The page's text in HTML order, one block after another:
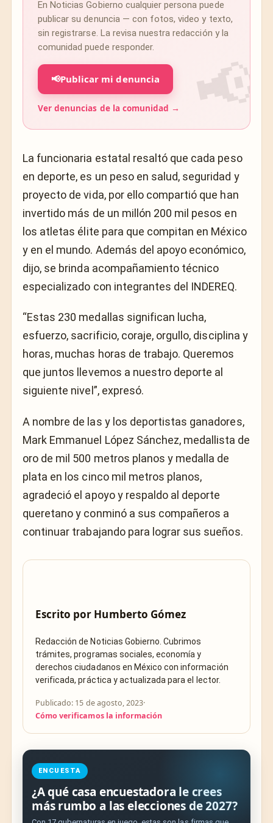
En Noticias Gobierno cualquier persona puede
publicar su denuncia — con fotos, video y texto,
sin registrarse. La revisa nuestra redacción y la
comunidad puede responder.
📢Publicar mi denuncia
Ver denuncias de la comunidad →
La funcionaria estatal resaltó que cada peso
en deporte, es un peso en salud, seguridad y
proyecto de vida, por ello compartió que han
invertido más de un millón 200 mil pesos en
los atletas élite para que compitan en México
y en el mundo. Además del apoyo económico,
dijo, se brinda acompañamiento técnico
especializado con integrantes del INDEREQ.
“Estas 230 medallas significan lucha,
esfuerzo, sacrificio, coraje, orgullo, disciplina y
horas, muchas horas de trabajo. Queremos
que juntos llevemos a nuestro deporte al
siguiente nivel”, expresó.
A nombre de las y los deportistas ganadores,
Mark Emmanuel López Sánchez, medallista de
oro de mil 500 metros planos y medalla de
plata en los cinco mil metros planos,
agradeció el apoyo y respaldo al deporte
queretano y conminó a sus compañeros a
continuar trabajando para lograr sus sueños.
Escrito por Humberto Gómez
Redacción de Noticias Gobierno. Cubrimos
trámites, programas sociales, economía y
derechos ciudadanos en México con información
verificada, práctica y actualizada para el lector.
Publicado: 15 de agosto, 2023·
Cómo verificamos la información
ENCUESTA
¿A qué casa encuestadora le crees
más rumbo a las elecciones de 2027?